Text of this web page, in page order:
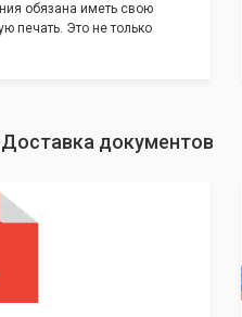
обязана иметь свою
печать. Это не только
из нашего каталога.документов